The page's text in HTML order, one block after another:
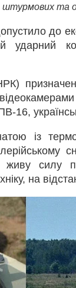
та
до
ударний
16,
із
силу
на